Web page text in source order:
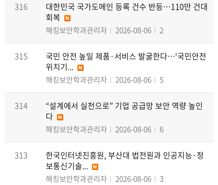
316
대한민국 국가도메인 등록 건수 반등…110만 건대
회복
해킹보안학과관리자 2026-08-06 2
315
국민 안전 높일 제품·서비스 발굴한다…‘국민안전
위치기...
해킹보안학과관리자 2026-08-06 5
314
“설계에서 실천으로” 기업 공급망 보안 역량 높인
다
해킹보안학과관리자 2026-08-06 6
313
한국인터넷진흥원, 부산대 법전원과 인공지능·정
보통신기술...
해킹보안학과관리자 2026-08-06 3